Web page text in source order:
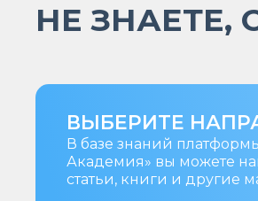
НЕ ЗНАЕТЕ,
ВЫБЕРИТЕ
В базе знаний
Академия» вы можете
статьи, книги и другие